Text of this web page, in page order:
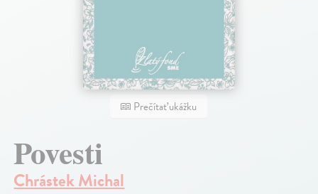
Prečítať ukážku
Povesti
Chrástek Michal